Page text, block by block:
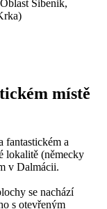
Šibenik,
místě
fantastickém a
lokalitě (německy
v Dalmácii.
se nachází
s otevřeným